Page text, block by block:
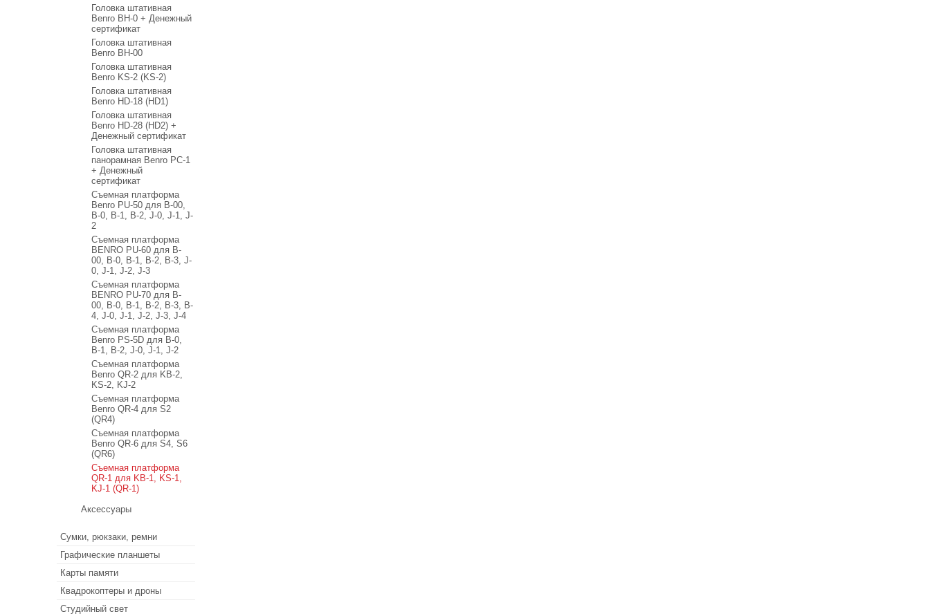
Головка штативная
Benro BH-0 + Денежный
сертификат
Головка штативная
Benro BH-00
Головка штативная
Benro KS-2 (KS-2)
Головка штативная
Benro HD-18 (HD1)
Головка штативная
Benro HD-28 (HD2) +
Денежный сертификат
Головка штативная
панорамная Benro PC-1
+ Денежный
сертификат
Съемная платформа
Benro PU-50 для B-00,
B-0, B-1, B-2, J-0, J-1, J-
2
Съемная платформа
BENRO PU-60 для B-
00, B-0, B-1, B-2, B-3, J-
0, J-1, J-2, J-3
Съемная платформа
BENRO PU-70 для B-
00, B-0, B-1, B-2, B-3, B-
4, J-0, J-1, J-2, J-3, J-4
Съемная платформа
Benro PS-5D для B-0,
B-1, B-2, J-0, J-1, J-2
Съемная платформа
Benro QR-2 для KB-2,
KS-2, KJ-2
Съемная платформа
Benro QR-4 для S2
(QR4)
Съемная платформа
Benro QR-6 для S4, S6
(QR6)
Съемная платформа
QR-1 для KB-1, KS-1,
KJ-1 (QR-1)
Аксессуары
Сумки, рюкзаки, ремни
Графические планшеты
Карты памяти
Квадрокоптеры и дроны
Студийный свет